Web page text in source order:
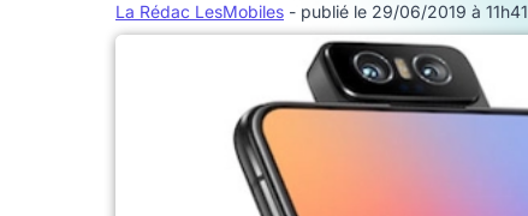
La Rédac LesMobiles - publié le 29/06/2019 à 11h41